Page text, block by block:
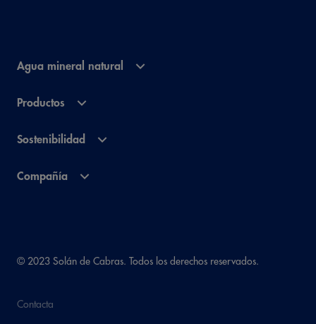
Agua mineral natural
Productos
Sostenibilidad
Compañía
© 2023 Solán de Cabras. Todos los derechos reservados.
Contacta